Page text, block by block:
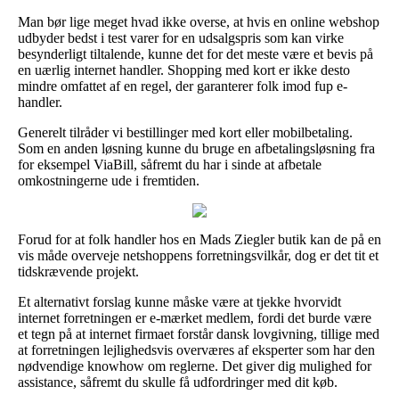
Man bør lige meget hvad ikke overse, at hvis en online webshop
udbyder bedst i test varer for en udsalgspris som kan virke
besynderligt tiltalende, kunne det for det meste være et bevis på
en uærlig internet handler. Shopping med kort er ikke desto
mindre omfattet af en regel, der garanterer folk imod fup e-
handler.
Generelt tilråder vi bestillinger med kort eller mobilbetaling.
Som en anden løsning kunne du bruge en afbetalingsløsning fra
for eksempel ViaBill, såfremt du har i sinde at afbetale
omkostningerne ude i fremtiden.
Forud for at folk handler hos en Mads Ziegler butik kan de på en
vis måde overveje netshoppens forretningsvilkår, dog er det tit et
tidskrævende projekt.
Et alternativt forslag kunne måske være at tjekke hvorvidt
internet forretningen er e-mærket medlem, fordi det burde være
et tegn på at internet firmaet forstår dansk lovgivning, tillige med
at forretningen lejlighedsvis overværes af eksperter som har den
nødvendige knowhow om reglerne. Det giver dig mulighed for
assistance, såfremt du skulle få udfordringer med dit køb.